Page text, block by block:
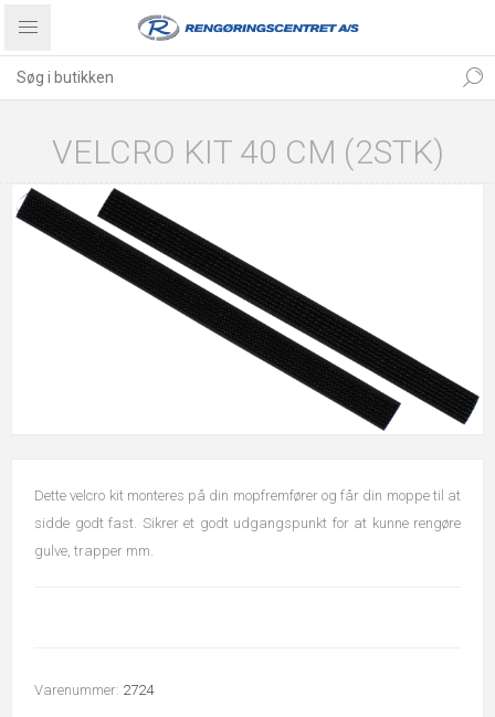
VELCRO KIT 40 CM (2STK)
Dette velcro kit monteres på din mopfremfører og får din moppe til at
sidde godt fast. Sikrer et godt udgangspunkt for at kunne rengøre
gulve, trapper mm.
Varenummer: 2724